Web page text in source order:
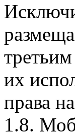
их
права
1.8.